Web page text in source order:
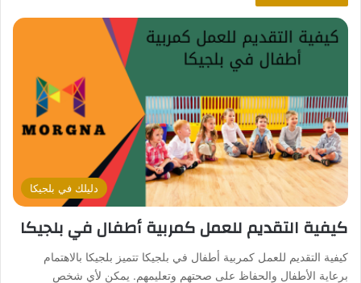
دليلك في بلجيكا
كيفية التقديم للعمل كمربية أطفال في بلجيكا
كيفية التقديم للعمل كمربية أطفال في بلجيكا تتميز بلجيكا بالاهتمام
برعاية الأطفال والحفاظ على صحتهم وتعليمهم. يمكن لأي شخص